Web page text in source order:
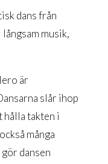
dans från
musik,
är
slår ihop
hålla takten i
många
dansen